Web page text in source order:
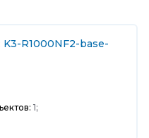
K3-R1000NF2-base-
1;